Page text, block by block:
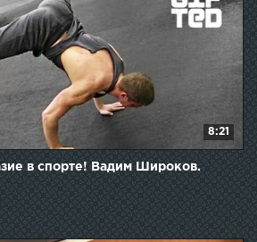
8:21
в спорте! Вадим Широков.